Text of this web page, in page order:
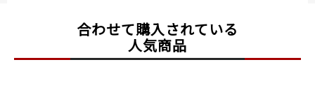
合わせて購入されている
人気商品